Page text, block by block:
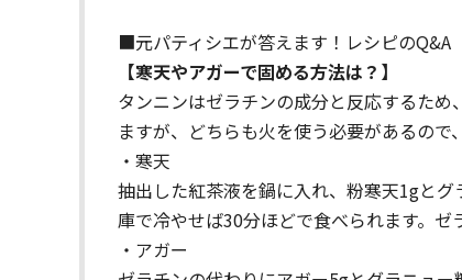
■元パティシエが答えます！レシピのQ&A
【寒天やアガーで固める方法は？】
タンニンはゼラチンの成分と反応するた
ますが、どちらも火を使う必要があるので
・寒天
抽出した紅茶液を鍋に入れ、粉寒天1gと
庫で冷やせば30分ほどで食べられます。ゼ
・アガー